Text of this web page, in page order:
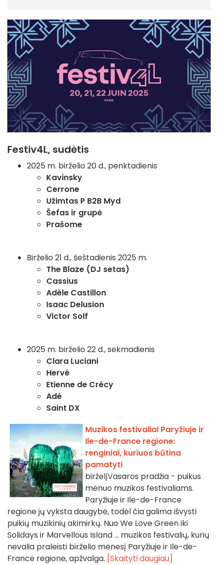
Festiv4L, sudėtis
2025 m. birželio 20 d., penktadienis
Kavinsky
Cerrone
Užimtas P B2B Myd
Šefas ir grupė
Prašome
Birželio 21 d., šeštadienis 2025 m.
The Blaze (DJ setas)
Cassius
Adèle Castillon
Isaac Delusion
Victor Solf
2025 m. birželio 22 d., sekmadienis
Clara Luciani
Hervé
Etienne de Crécy
Adé
Saint DX
Muzikos festivaliai Paryžiuje ir
Ile-de-France regione:
renginiai, kuriuos būtina
pamatyti
birželįVasaros pradžia - puikus
mėnuo muzikos festivaliams.
Paryžiuje ir Ile-de-France
regione jų vyksta daugybė, todėl čia galima išvysti
puikių muzikinių akimirkų. Nuo We Love Green iki
Solidays ir Marvellous Island ... muzikos festivalių, kurių
nevalia praleisti birželio mėnesį Paryžiuje ir Ile-de-
France regione, apžvalga. [Skaityti daugiau]